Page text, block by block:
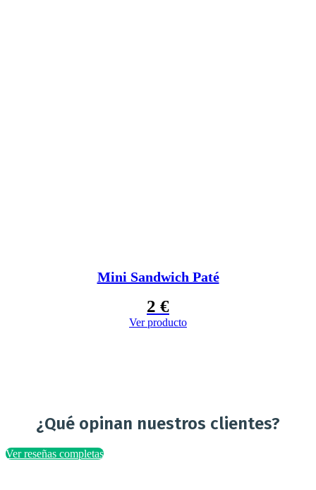
Mini Sandwich Paté
2 €
Ver producto
¿Qué opinan nuestros clientes?
Ver reseñas completas